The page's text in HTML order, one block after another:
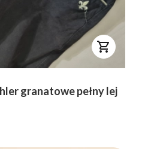
granatowe pełny lej